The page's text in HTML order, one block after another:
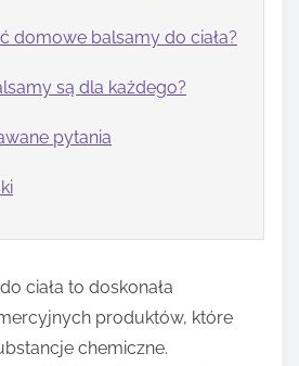
domowe balsamy do ciała?
są dla każdego?
pytania
ciała to doskonała
produktów, które
chemiczne.